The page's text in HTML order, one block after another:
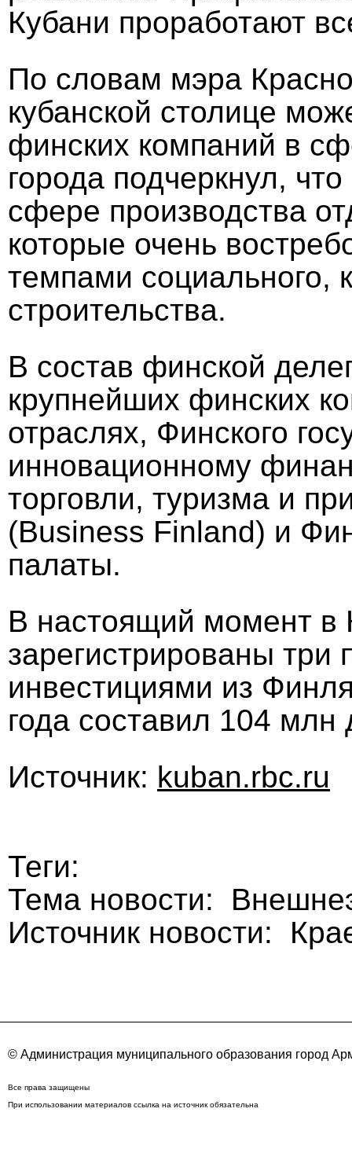
Кубани проработают
По словам мэра
кубанской столице
финских компаний в
города подчеркнул,
сфере производства
которые очень
темпами социального,
строительства.
В состав финской
крупнейших финских
отраслях, Финского
инновационному
торговли, туризма и
(Business Finland) и
палаты.
В настоящий момент в
зарегистрированы
инвестициями из
года составил 104 млн
Источник: kuban.rbc.ru
Теги:
Тема новости:
Источник новости:
© Администрация муниципального образования город
Все права защищены
При использовании материалов ссылка на источник обязательна